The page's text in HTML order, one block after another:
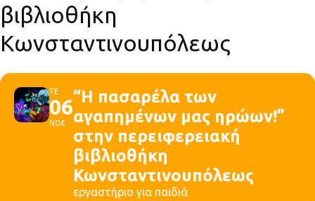
βιβλιοθήκη
Κωνσταντινουπόλεως
ΤΕ
06
ΝΟΕ
“Η πασαρέλα των
αγαπημένων μας ηρώων!”
στην περειφερειακή
βιβλιοθήκη
Κωνσταντινουπόλεως
εργαστήριο για παιδιά